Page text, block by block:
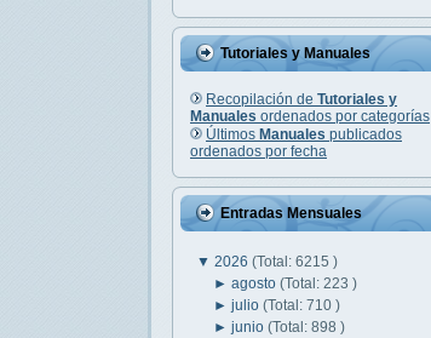
Tutoriales y Manuales
Recopilación de Tutoriales y
Manuales ordenados por categorías
Últimos Manuales publicados
ordenados por fecha
Entradas Mensuales
▼ 2026 (Total: 6215 )
►agosto(Total: 223 )
►julio(Total: 710 )
►junio(Total: 898 )